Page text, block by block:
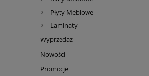
Płyty Meblowe
Laminaty
Wyprzedaż
Nowości
Promocje